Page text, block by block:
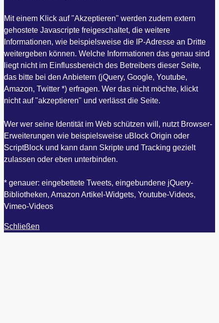
Mit einem Klick auf "Akzeptieren" werden zudem extern
gehostete Javascripte freigeschaltet, die weitere
Informationen, wie beispielsweise die IP-Adresse an Dritte
weitergeben können. Welche Informationen das genau sind
liegt nicht im Einflussbereich des Betreibers dieser Seite,
das bitte bei den Anbietern (jQuery, Google, Youtube,
Amazon, Twitter *) erfragen. Wer das nicht möchte, klickt
nicht auf "akzeptieren" und verlässt die Seite.
Wer wer seine Identität im Web schützen will, nutzt Browser-
Erweiterungen wie beispielsweise uBlock Origin oder
ScriptBlock und kann dann Skripte und Tracking gezielt
zulassen oder eben unterbinden.
* genauer: eingebettete Tweets, eingebundene jQuery-
Bibliotheken, Amazon Artikel-Widgets, Youtube-Videos,
Vimeo-Videos
Schließen